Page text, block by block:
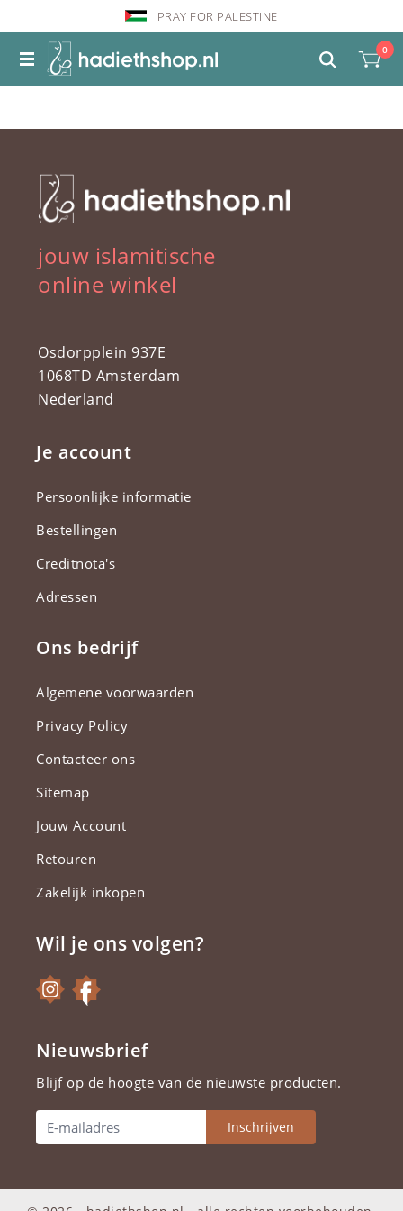
PRAY FOR PALESTINE
0
jouw islamitische
online winkel
Osdorpplein 937E
1068TD Amsterdam
Nederland
Je account
Persoonlijke informatie
Bestellingen
Creditnota's
Adressen
Ons bedrijf
Algemene voorwaarden
Privacy Policy
Contacteer ons
Sitemap
Jouw Account
Retouren
Zakelijk inkopen
Wil je ons volgen?
Nieuwsbrief
Blijf op de hoogte van de nieuwste producten.
Inschrijven